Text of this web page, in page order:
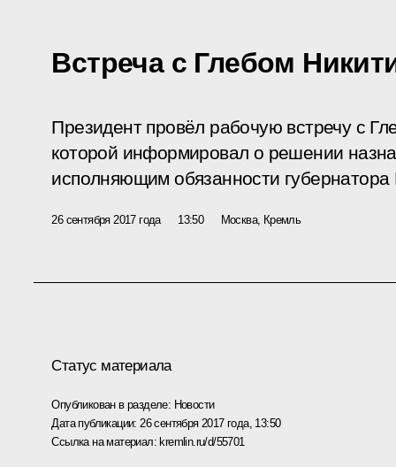
Встреча с Глебом
Президент провёл рабочую встречу с
которой информировал о решении
исполняющим обязанности губернатора
26 сентября 2017 года 13:50 Москва, Кремль
Статус материала
Опубликован в разделе: Новости
Дата публикации: 26 сентября 2017 года, 13:50
Ссылка на материал: kremlin.ru/d/55701